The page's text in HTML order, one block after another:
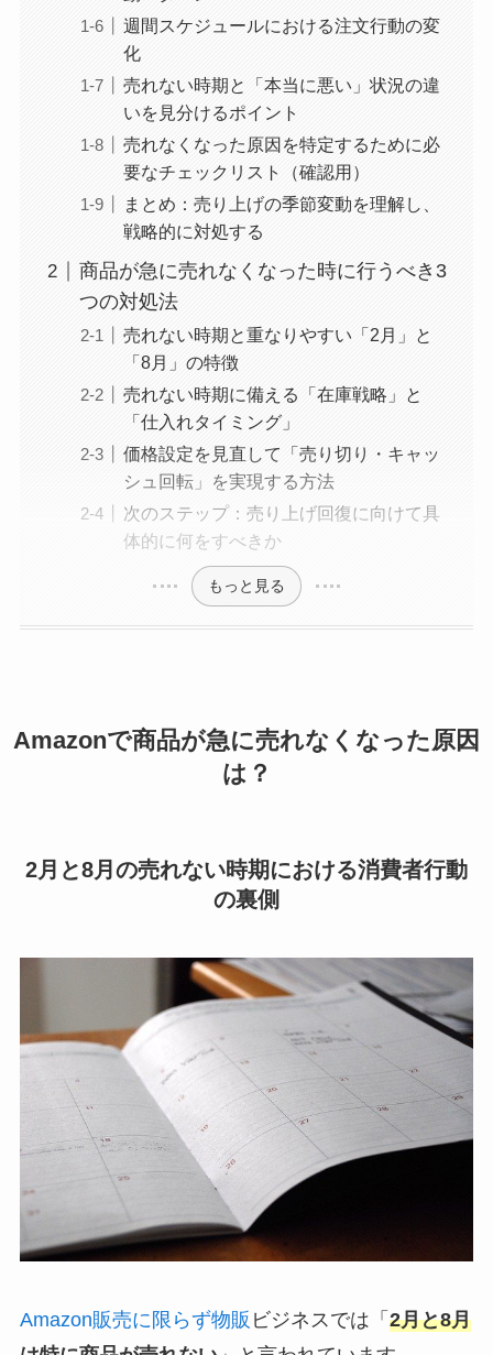
週間スケジュールにおける注文行動の変
化
売れない時期と「本当に悪い」状況の違
いを見分けるポイント
売れなくなった原因を特定するために必
要なチェックリスト（確認用）
まとめ：売り上げの季節変動を理解し、
戦略的に対処する
商品が急に売れなくなった時に行うべき3
つの対処法
売れない時期と重なりやすい「2月」と
「8月」の特徴
売れない時期に備える「在庫戦略」と
「仕入れタイミング」
価格設定を見直して「売り切り・キャッ
シュ回転」を実現する方法
次のステップ：売り上げ回復に向けて具
体的に何をすべきか
もっと見る
Amazonで商品が急に売れなくなった原因
は？
2月と8月の売れない時期における消費者行動
の裏側
Amazon販売に限らず物販 ビジネスでは「 2月と8月